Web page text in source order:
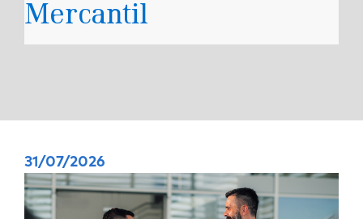
Mercantil
31/07/2026